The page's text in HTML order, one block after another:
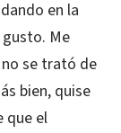
en la
Me
se trató de
bien, quise
que el